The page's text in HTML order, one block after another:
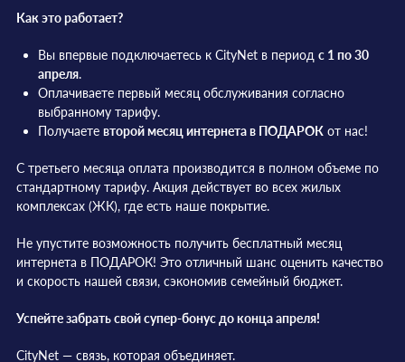
Как это работает?
Вы впервые подключаетесь к CityNet в период с 1 по 30
апреля.
Оплачиваете первый месяц обслуживания согласно
выбранному тарифу.
Получаете второй месяц интернета в ПОДАРОКот нас!
С третьего месяца оплата производится в полном объеме по
стандартному тарифу. Акция действует во всех жилых
комплексах (ЖК), где есть наше покрытие.
Не упустите возможность получить бесплатный месяц
интернета в ПОДАРОК! Это отличный шанс оценить качество
и скорость нашей связи, сэкономив семейный бюджет.
Успейте забрать свой супер-бонус до конца апреля!
CityNet — связь, которая объединяет.